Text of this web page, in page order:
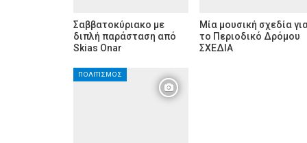
Σαββατοκύριακο με
διπλή παράσταση από
Skias Onar
Μία μουσική σχεδία
το Περιοδικό Δρόμου
ΣΧΕΔΙΑ
ΠΟΛΙΤΙΣΜΌΣ